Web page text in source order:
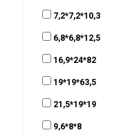
7,2*7,2*10,3
6,8*6,8*12,5
16,9*24*82
19*19*63,5
21,5*19*19
9,6*8*8